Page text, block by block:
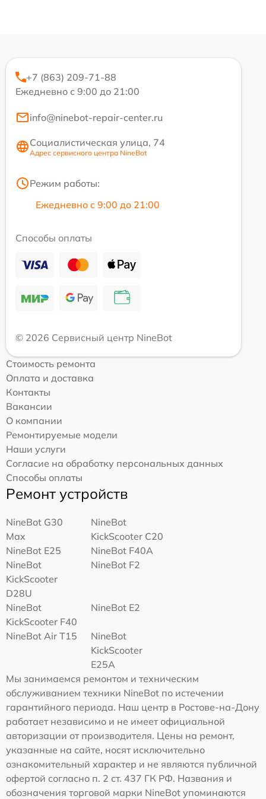
+7 (863) 209-71-88
Ежедневно с 9:00 до 21:00
info@ninebot-repair-center.ru
Социалистическая улица, 74
Адрес сервисного центра NineBot
Режим работы:
Ежедневно с 9:00 до 21:00
Способы оплаты
© 2026 Сервисный центр NineBot
Стоимость ремонта
Оплата и доставка
Контакты
Вакансии
О компании
Ремонтируемые модели
Наши услуги
Согласие на обработку персональных данных
Способы оплаты
Ремонт устройств
NineBot G30
Max
NineBot
KickScooter C20
NineBot E25
NineBot F40A
NineBot
KickScooter
D28U
NineBot F2
NineBot
KickScooter F40
NineBot E2
NineBot Air T15
NineBot
KickScooter
E25A
Мы занимаемся ремонтом и техническим
обслуживанием техники NineBot по истечении
гарантийного периода. Наш центр в Ростове-на-Дону
работает независимо и не имеет официальной
авторизации от производителя. Цены на ремонт,
указанные на сайте, носят исключительно
ознакомительный характер и не являются публичной
офертой согласно п. 2 ст. 437 ГК РФ. Названия и
обозначения торговой марки NineBot упоминаются